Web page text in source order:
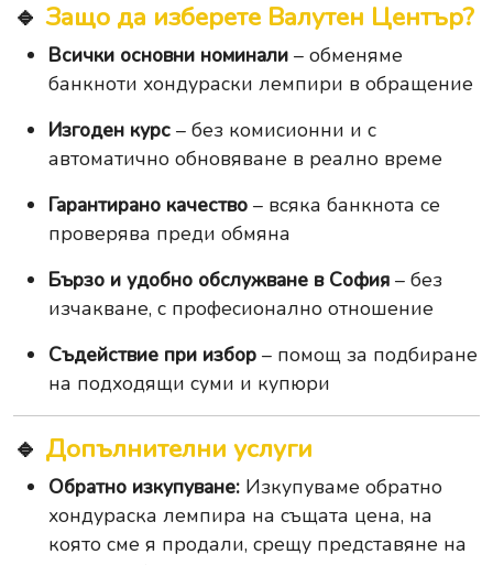
🔹 Защо да изберете Валутен Център?
Всички основни номинали – обменяме
банкноти хондураски лемпири в обращение
Изгоден курс – без комисионни и с
автоматично обновяване в реално време
Гарантирано качество – всяка банкнота се
проверява преди обмяна
Бързо и удобно обслужване в София – без
изчакване, с професионално отношение
Съдействие при избор – помощ за подбиране
на подходящи суми и купюри
🔹 Допълнителни услуги
Обратно изкупуване: Изкупуваме обратно
хондураска лемпира на същата цена, на
която сме я продали, срещу представяне на